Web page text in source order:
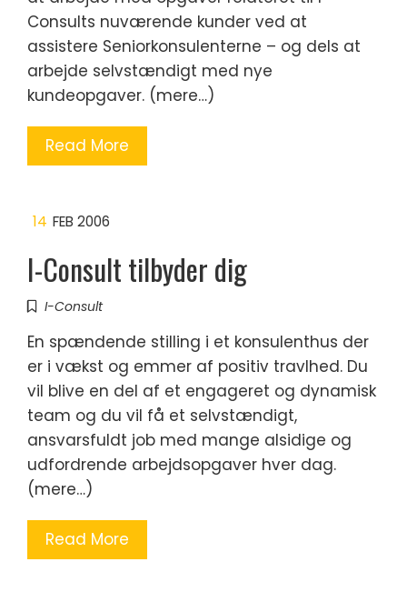
Consults nuværende kunder ved at
assistere Seniorkonsulenterne – og dels at
arbejde selvstændigt med nye
kundeopgaver. (mere…)
Read More
14 FEB 2006
I-Consult tilbyder dig
I-Consult
En spændende stilling i et konsulenthus der
er i vækst og emmer af positiv travlhed. Du
vil blive en del af et engageret og dynamisk
team og du vil få et selvstændigt,
ansvarsfuldt job med mange alsidige og
udfordrende arbejdsopgaver hver dag.
(mere…)
Read More